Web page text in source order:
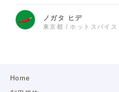
ノガタ ヒデ
東京都 / ホットスパイス
Home